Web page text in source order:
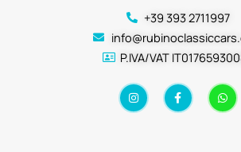
+39 393 2711997
P.IVA/VAT
I
n
s
F
a
c
W
h
a